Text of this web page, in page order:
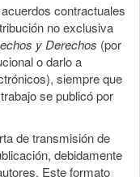
contractuales
no exclusiva
y Derechos (por
o darlo a
siempre que
se publicó por
de transmisión de
debidamente
Este formato